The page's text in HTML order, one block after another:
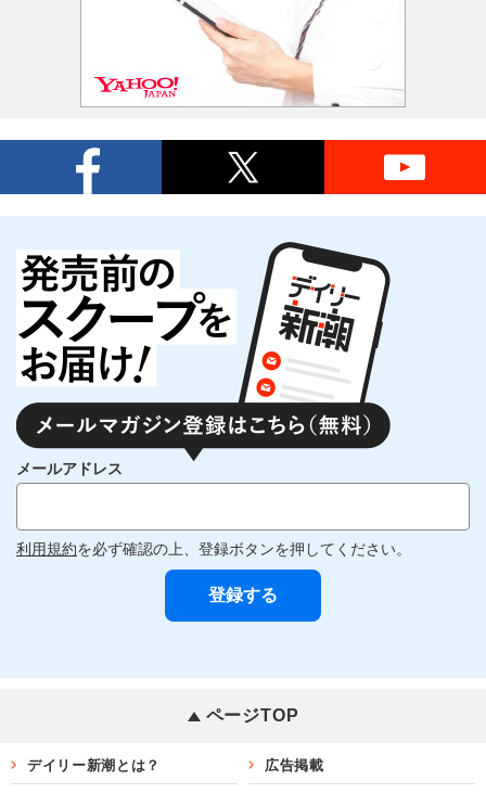
メールアドレス
利用規約を必ず確認の上、登録ボタンを押してください。
ページTOP
デイリー新潮とは？ 広告掲載